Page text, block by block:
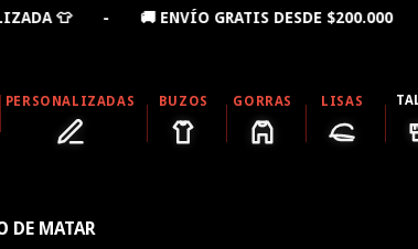
👕 - 🚚 ENVÍO GRATIS DESDE $200.000 -
PERSONALIZADAS BUZOS GORRAS LISAS
DE MATAR